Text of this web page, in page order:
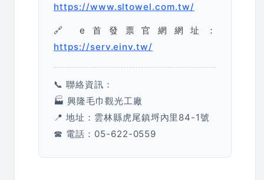
https://www.sltowel.com.tw/
🔗 e首發票官網網址：
https://serv.einv.tw/
📞 聯絡資訊：
🏭 興隆毛巾觀光工廠
📍 地址：雲林縣虎尾鎮埒內里84-1號
☎ 電話：05-622-0559